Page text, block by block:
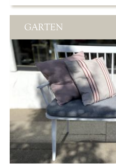
GARTEN